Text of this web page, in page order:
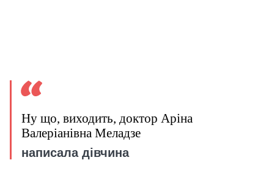
Ну що, виходить, доктор Аріна
Валеріанівна Меладзе
написала дівчина